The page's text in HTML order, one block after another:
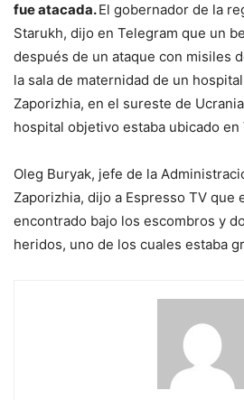
fue atacada.El gobernador de la
Starukh, dijo en Telegram que un
después de un ataque con misiles
la sala de maternidad de un
Zaporizhia, en el sureste de
hospital objetivo estaba ubicado en
Oleg Buryak, jefe de la
Zaporizhia, dijo a Espresso TV que
encontrado bajo los escombros y
heridos, uno de los cuales estaba